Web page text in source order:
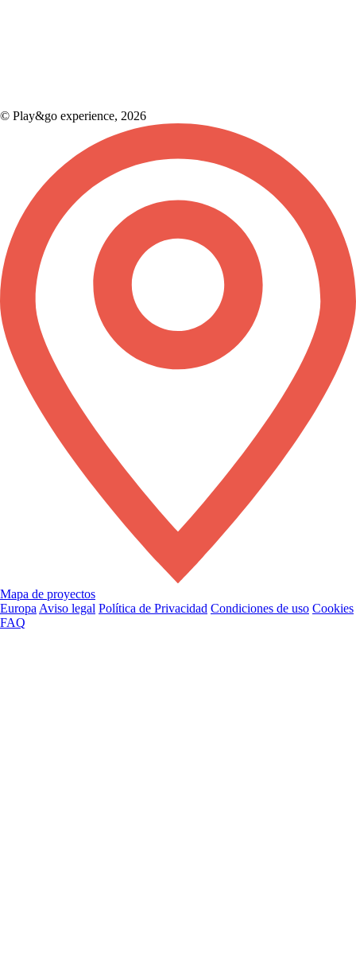
© Play&go experience, 2026
Mapa de proyectos
Europa Aviso legal Política de Privacidad Condiciones de uso Cookies
FAQ